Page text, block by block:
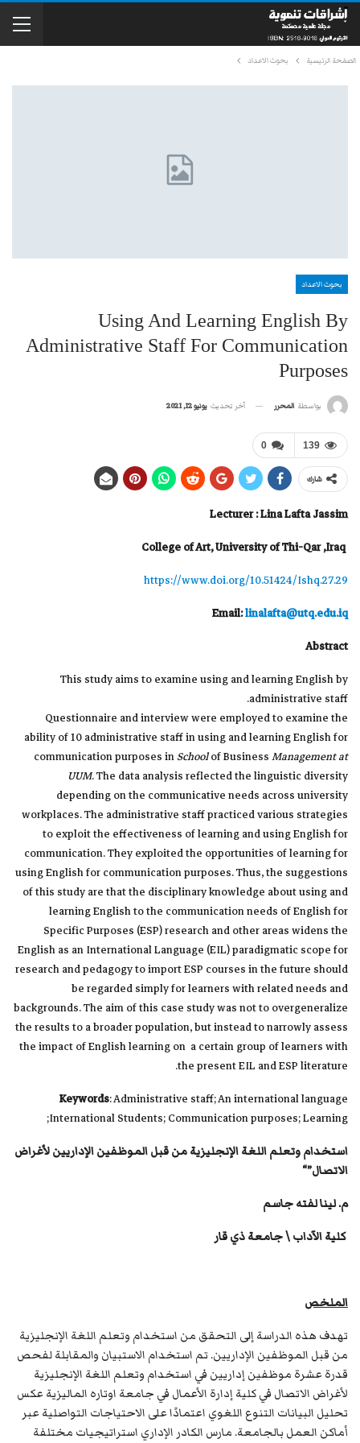
الصفحة الرئيسية بحوث الاعداد
بحوث الاعداد
Using And Learning English By
Administrative Staff For Communication
Purposes
بواسطة المحرر آخر تحديث يونيو 12, 2021
0 139
شارك
Lecturer : Lina Lafta Jassim
College of Art, University of Thi-Qar ,Iraq
https://www.doi.org/10.51424/Ishq.27.29
Email:linalafta@utq.edu.iq
Abstract
This study aims to examine using and learning English by
administrative staff.
Questionnaire and interview were employed to examine the
ability of 10 administrative staff in using and learning English for
communication purposes inSchoolof BusinessManagement at
UUM. The data analysis reflected the linguistic diversity
depending on the communicative needs across university
workplaces. The administrative staff practiced various strategies
to exploit the effectiveness of learning and using English for
communication. They exploited the opportunities of learning for
using English for communication purposes. Thus, the suggestions
of this study are that the disciplinary knowledge about using and
learning English to the communication needs of English for
Specific Purposes (ESP) research and other areas widens the
English as an International Language (EIL) paradigmatic scope for
research and pedagogy to import ESP courses in the future should
be regarded simply for learners with related needs and
backgrounds. The aim of this case study was not to overgeneralize
the results to a broader population, but instead to narrowly assess
the impact of English learning on a certain group of learners with
the present EIL and ESP literature.
Keywords: Administrative staff; An international language
;International Students; Communication purposes; Learning
استخدام وتعلم اللغة الإنجليزية من قبل الموظفين الإداريين لأغراض
الاتصال”“
م. لينا لفته جاسم
كلية الآداب \ جامعة ذي قار
الملخص
تهدف هذه الدراسة إلى التحقق من استخدام وتعلم اللغة الإنجليزية
من قبل الموظفين الإداريين. تم استخدام الاستبيان والمقابلة لفحص
قدرة عشرة موظفين إداريين في استخدام وتعلم اللغة الإنجليزية
لأغراض الاتصال في كلية إدارة الأعمال في جامعة اوتاره الماليزية عكس
تحليل البيانات التنوع اللغوي اعتمادًا على الاحتياجات التواصلية عبر
أماكن العمل بالجامعة. مارس الكادر الإداري استراتيجيات مختلفة